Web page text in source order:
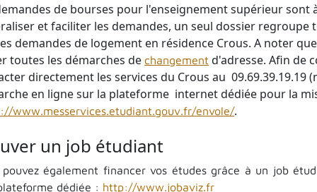
de bourses pour l'enseignement supérieur sont
et faciliter les demandes, un seul dossier regroupe
demandes de logement en résidence Crous. A noter
toutes les démarches de changement d'adresse. Afin de
directement les services du Crous au
en ligne sur la plateforme internet dédiée pour la
www.messervices.etudiant.gouv.fr/envole/.
un job étudiant
pouvez également financer vos études grâce à un job
dédiée : http://www.jobaviz.fr